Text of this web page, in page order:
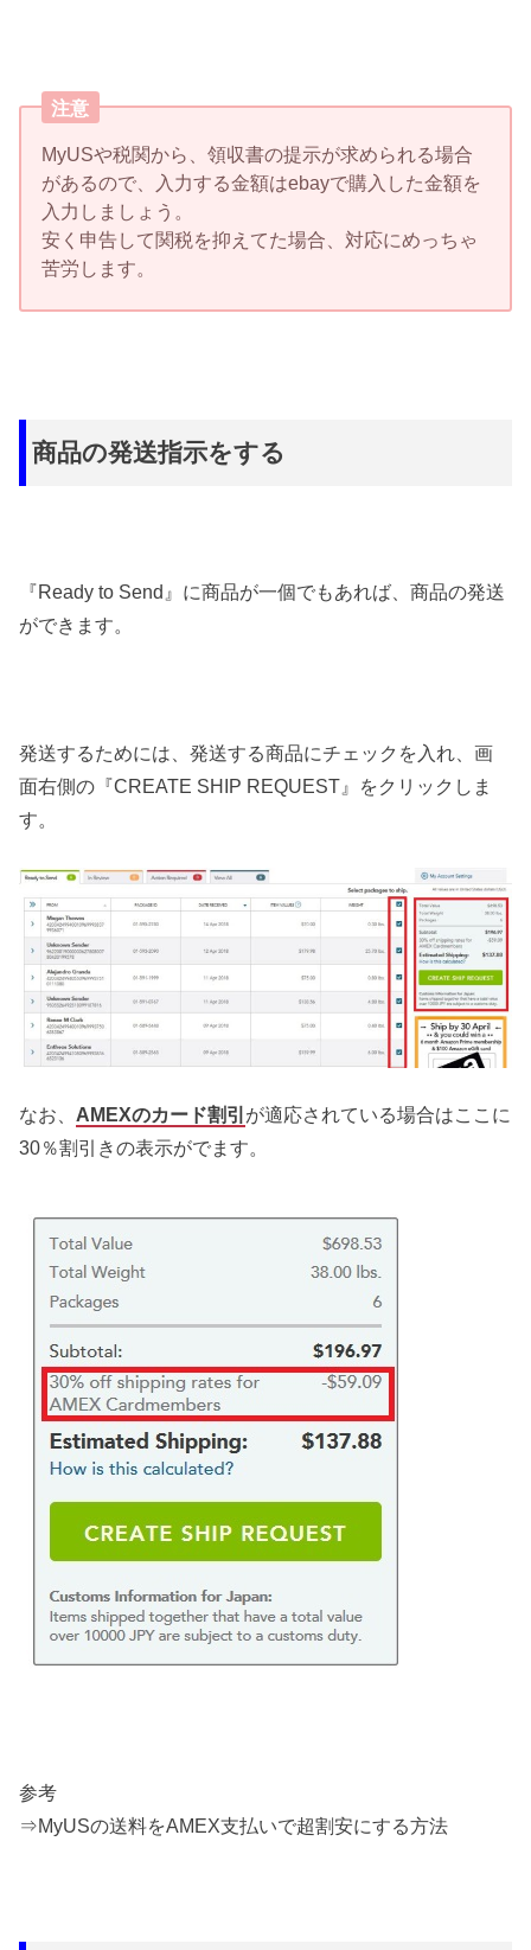
注意
MyUSや税関から、領収書の提示が求められる場合
があるので、入力する金額はebayで購入した金額を
入力しましょう。
安く申告して関税を抑えてた場合、対応にめっちゃ
苦労します。
商品の発送指示をする
『Ready to Send』に商品が一個でもあれば、商品の発送
ができます。
発送するためには、発送する商品にチェックを入れ、画
面右側の『CREATE SHIP REQUEST』をクリックしま
す。
なお、 AMEXのカード割引 が適応されている場合はここに
30％割引きの表示がでます。
参考
⇒MyUSの送料をAMEX支払いで超割安にする方法